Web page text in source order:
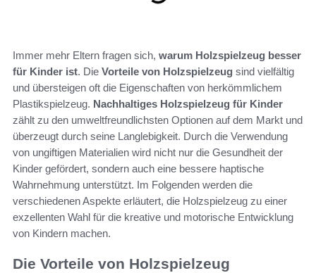
Immer mehr Eltern fragen sich, warum Holzspielzeug besser
für Kinder ist. Die Vorteile von Holzspielzeug sind vielfältig
und übersteigen oft die Eigenschaften von herkömmlichem
Plastikspielzeug. Nachhaltiges Holzspielzeug für Kinder
zählt zu den umweltfreundlichsten Optionen auf dem Markt und
überzeugt durch seine Langlebigkeit. Durch die Verwendung
von ungiftigen Materialien wird nicht nur die Gesundheit der
Kinder gefördert, sondern auch eine bessere haptische
Wahrnehmung unterstützt. Im Folgenden werden die
verschiedenen Aspekte erläutert, die Holzspielzeug zu einer
exzellenten Wahl für die kreative und motorische Entwicklung
von Kindern machen.
Die Vorteile von Holzspielzeug